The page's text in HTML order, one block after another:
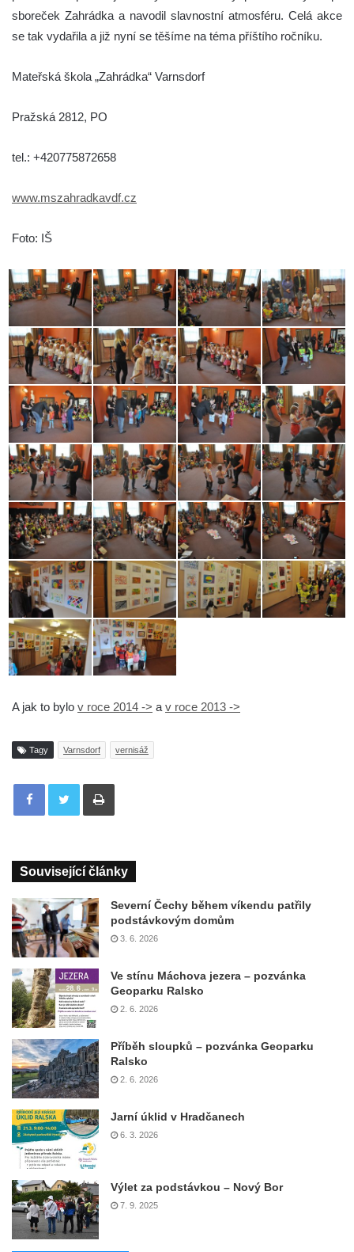
sboreček Zahrádka a navodil slavnostní atmosféru. Celá akce
se tak vydařila a již nyní se těšíme na téma příštího ročníku.
Mateřská škola „Zahrádka“ Varnsdorf
Pražská 2812, PO
tel.: +420775872658
www.mszahradkavdf.cz
Foto: IŠ
A jak to bylo v roce 2014 -> a v roce 2013 ->
Tagy Varnsdorf vernisáž
Tisknout
Související články
Severní Čechy během víkendu patřily
podstávkovým domům
3. 6. 2026
Ve stínu Máchova jezera – pozvánka
Geoparku Ralsko
2. 6. 2026
Příběh sloupků – pozvánka Geoparku
Ralsko
2. 6. 2026
Jarní úklid v Hradčanech
6. 3. 2026
Výlet za podstávkou – Nový Bor
7. 9. 2025